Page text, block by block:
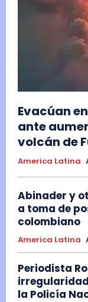
Evacúan
ante
volcán de
America Latina
Abinader y
a toma de
colombiano
America Latina
Periodista
la Policía